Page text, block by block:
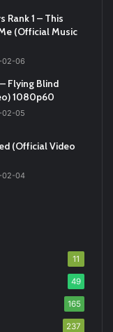
Rank 1 – This
(Official Music
02-06
Flying Blind
1080p60
02-05
(Official Video
02-04
11
49
165
237